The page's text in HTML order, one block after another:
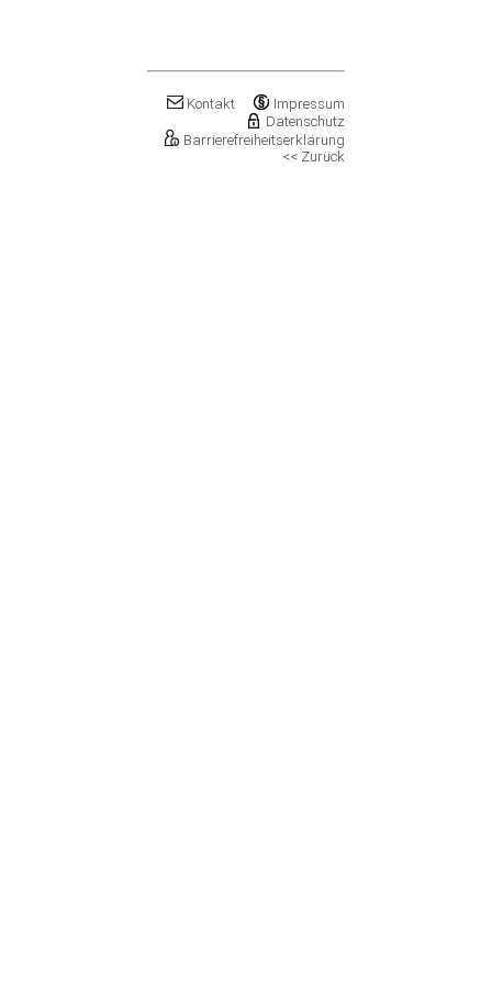
Köthen (Anhalt), Stadt
Impressum
Kontakt
Datenschutz
Barrierefreiheitserklärung
<< Zurück